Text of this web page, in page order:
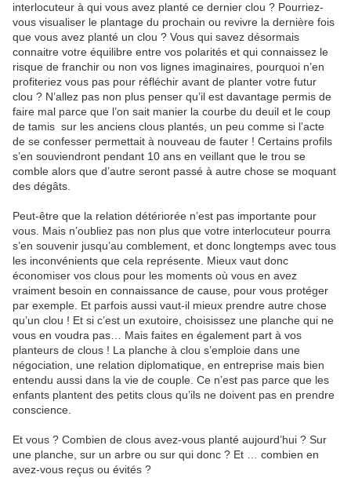
interlocuteur à qui vous avez planté ce dernier clou ? Pourriez-
vous visualiser le plantage du prochain ou revivre la dernière fois
que vous avez planté un clou ? Vous qui savez désormais
connaitre votre équilibre entre vos polarités et qui connaissez le
risque de franchir ou non vos lignes imaginaires, pourquoi n’en
profiteriez vous pas pour réfléchir avant de planter votre futur
clou ? N’allez pas non plus penser qu’il est davantage permis de
faire mal parce que l’on sait manier la courbe du deuil et le coup
de tamis sur les anciens clous plantés, un peu comme si l’acte
de se confesser permettait à nouveau de fauter ! Certains profils
s’en souviendront pendant 10 ans en veillant que le trou se
comble alors que d’autre seront passé à autre chose se moquant
des dégâts.
Peut-être que la relation détériorée n’est pas importante pour
vous. Mais n’oubliez pas non plus que votre interlocuteur pourra
s’en souvenir jusqu’au comblement, et donc longtemps avec tous
les inconvénients que cela représente. Mieux vaut donc
économiser vos clous pour les moments où vous en avez
vraiment besoin en connaissance de cause, pour vous protéger
par exemple. Et parfois aussi vaut-il mieux prendre autre chose
qu’un clou ! Et si c’est un exutoire, choisissez une planche qui ne
vous en voudra pas… Mais faites en également part à vos
planteurs de clous ! La planche à clou s’emploie dans une
négociation, une relation diplomatique, en entreprise mais bien
entendu aussi dans la vie de couple. Ce n’est pas parce que les
enfants plantent des petits clous qu’ils ne doivent pas en prendre
conscience.
Et vous ? Combien de clous avez-vous planté aujourd’hui ? Sur
une planche, sur un arbre ou sur qui donc ? Et … combien en
avez-vous reçus ou évités ?